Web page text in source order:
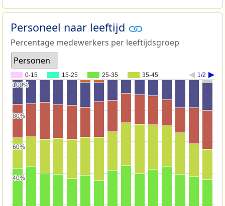
Personeel naar leeftijd
Percentage medewerkers per leeftijdsgroep
Personen
0-15 15-25 25-35 35-45 1/2
40%
40%
60%
60%
80%
80%
100%
100%